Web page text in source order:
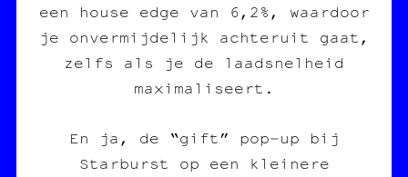
een house edge van 6,2%, waardoor
je onvermijdelijk achteruit gaat,
zelfs als je de laadsnelheid
maximaliseert.
En ja, de “gift” pop‑up bij
Starburst op een kleinere